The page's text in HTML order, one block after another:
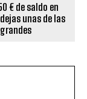
€ de saldo en
unas de las
grandes